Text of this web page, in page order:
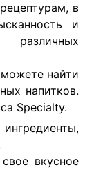
в
и
различных
найти
напитков.
Specialty.
вкусное